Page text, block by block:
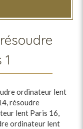
ordinateur lent
,résoudre
lent Paris 16,
ordinateur lent